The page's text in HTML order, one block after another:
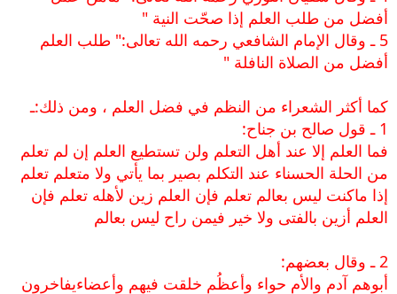
أفضل من طلب العلم إذا صحّت النية "
5 ـ وقال الإمام الشافعي رحمه الله تعالى:" طلب العلم
أفضل من الصلاة النافلة "
كما أكثر الشعراء من النظم في فضل العلم ، ومن ذلك:ـ
1 ـ قول صالح بن جناح:
فما العلم إلا عند أهل التعلم ولن تستطيع العلم إن لم تعلم
من الحلة الحسناء عند التكلم بصير بما يأتي ولا متعلم تعلم
إذا ماكنت ليس بعالم تعلم فإن العلم زين لأهله تعلم فإن
العلم أزين بالفتى ولا خير فيمن راح ليس بعالم
2 ـ وقال بعضهم:
أبوهم آدم والأم حواء وأعظُم خلقت فيهم وأعضاءيفاخرون